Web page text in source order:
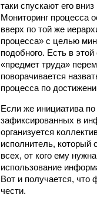
таки спускают его
Мониторинг процесса
вверх по той же
процесса» с целью
подобного. Есть в
«предмет труда»
поворачивается
процесса по
Если же инициатива
зафиксированных в
организуется
исполнитель, который
всех, от кого ему
использование
Вот и получается, что
чести.